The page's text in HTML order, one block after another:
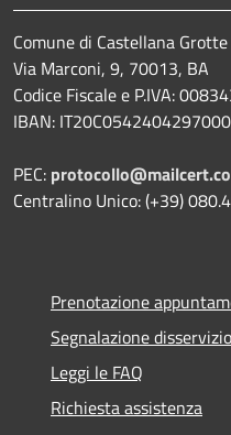
Comune di Castellana Grotte
Via Marconi, 9, 70013, BA
Codice Fiscale e P.IVA:
IBAN:
PEC:
Centralino Unico: (+39)
Prenotazione
Segnalazione disservizio
Leggi le FAQ
Richiesta assistenza